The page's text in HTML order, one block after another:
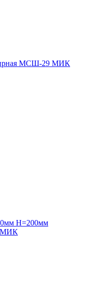
МСШ-29 МИК
H=200мм
МИК